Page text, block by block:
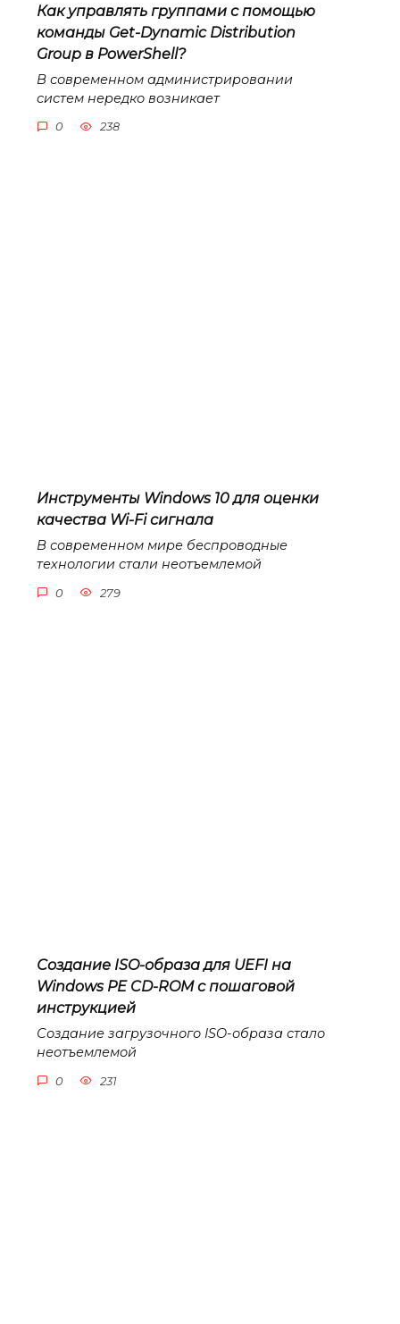
Как управлять группами с помощью
команды Get-Dynamic Distribution
Group в PowerShell?
В современном администрировании
систем нередко возникает
0 238
Инструменты Windows 10 для оценки
качества Wi-Fi сигнала
В современном мире беспроводные
технологии стали неотъемлемой
0 279
Создание ISO-образа для UEFI на
Windows PE CD-ROM с пошаговой
инструкцией
Создание загрузочного ISO-образа стало
неотъемлемой
0 231